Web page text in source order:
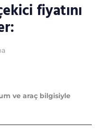
fiyatını
ve araç bilgisiyle